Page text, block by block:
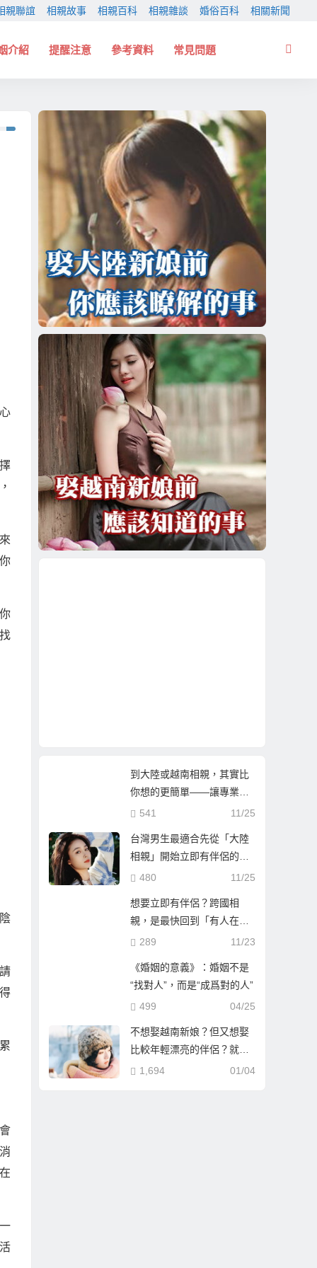
親聯誼 相親故事 相親百科 相親雜談 婚俗百科 相關新聞
介紹 提醒注意 參考資料 常見問題
到大陸或越南相親，其實比
你想的更簡單——讓專業團
隊陪你找到真心伴侶
11/25
541
台灣男生最適合先從「大陸
相親」開始立即有伴侶的第
一步
11/25
480
想要立即有伴侶？跨國相
親，是最快回到「有人在等
你」的人生方！
11/23
289
《婚姻的意義》：婚姻不是
“找對人”，而是“成爲對的人”
04/25
499
不想娶越南新娘？但又想娶
比較年輕漂亮的伴侶？就到
哈爾濱相親娶哈爾濱新娘！
01/04
1,694